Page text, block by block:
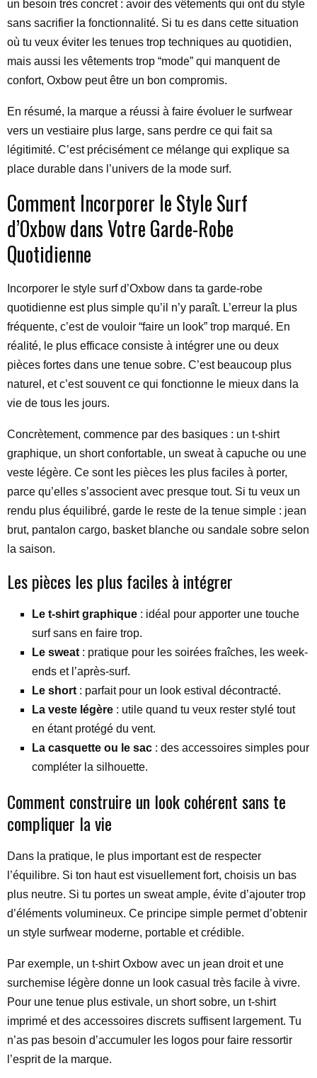
un besoin très concret : avoir des vêtements qui ont du style
sans sacrifier la fonctionnalité. Si tu es dans cette situation
où tu veux éviter les tenues trop techniques au quotidien,
mais aussi les vêtements trop “mode” qui manquent de
confort, Oxbow peut être un bon compromis.
En résumé, la marque a réussi à faire évoluer le surfwear
vers un vestiaire plus large, sans perdre ce qui fait sa
légitimité. C’est précisément ce mélange qui explique sa
place durable dans l’univers de la mode surf.
Comment Incorporer le Style Surf
d’Oxbow dans Votre Garde-Robe
Quotidienne
Incorporer le style surf d’Oxbow dans ta garde-robe
quotidienne est plus simple qu’il n’y paraît. L’erreur la plus
fréquente, c’est de vouloir “faire un look” trop marqué. En
réalité, le plus efficace consiste à intégrer une ou deux
pièces fortes dans une tenue sobre. C’est beaucoup plus
naturel, et c’est souvent ce qui fonctionne le mieux dans la
vie de tous les jours.
Concrètement, commence par des basiques : un t-shirt
graphique, un short confortable, un sweat à capuche ou une
veste légère. Ce sont les pièces les plus faciles à porter,
parce qu’elles s’associent avec presque tout. Si tu veux un
rendu plus équilibré, garde le reste de la tenue simple : jean
brut, pantalon cargo, basket blanche ou sandale sobre selon
la saison.
Les pièces les plus faciles à intégrer
Le t-shirt graphique : idéal pour apporter une touche
surf sans en faire trop.
Le sweat : pratique pour les soirées fraîches, les week-
ends et l’après-surf.
Le short : parfait pour un look estival décontracté.
La veste légère : utile quand tu veux rester stylé tout
en étant protégé du vent.
La casquette ou le sac : des accessoires simples pour
compléter la silhouette.
Comment construire un look cohérent sans te
compliquer la vie
Dans la pratique, le plus important est de respecter
l’équilibre. Si ton haut est visuellement fort, choisis un bas
plus neutre. Si tu portes un sweat ample, évite d’ajouter trop
d’éléments volumineux. Ce principe simple permet d’obtenir
un style surfwear moderne, portable et crédible.
Par exemple, un t-shirt Oxbow avec un jean droit et une
surchemise légère donne un look casual très facile à vivre.
Pour une tenue plus estivale, un short sobre, un t-shirt
imprimé et des accessoires discrets suffisent largement. Tu
n’as pas besoin d’accumuler les logos pour faire ressortir
l’esprit de la marque.